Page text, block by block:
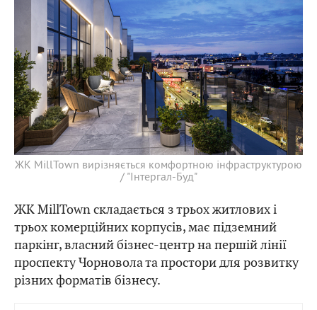
ЖК MillTown вирізняється комфортною інфраструктурою
/ "Інтергал-Буд"
ЖК MillTown складається з трьох житлових і
трьох комерційних корпусів, має підземний
паркінг, власний бізнес-центр на першій лінії
проспекту Чорновола та простори для розвитку
різних форматів бізнесу.